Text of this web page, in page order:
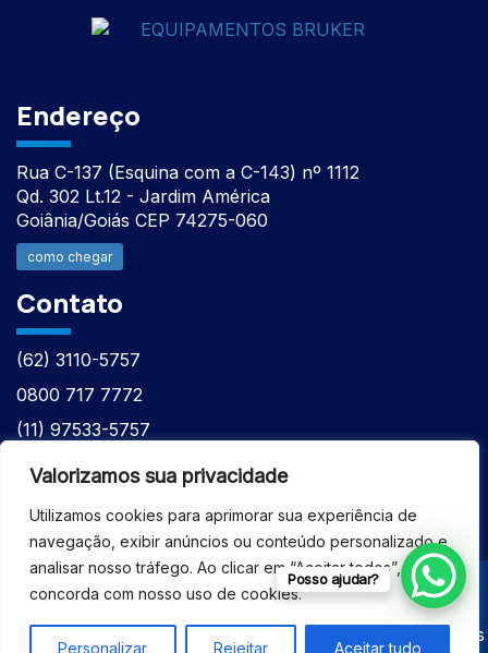
Valorizamos sua privacidade
Utilizamos cookies para aprimorar sua experiência de
navegação, exibir anúncios ou conteúdo personalizado e
analisar nosso tráfego. Ao clicar em “Aceitar todos”, você
concorda com nosso uso de cookies.
Personalizar Rejeitar Aceitar tudo
Endereço
Rua C-137 (Esquina com a C-143) nº 1112
Qd. 302 Lt.12 - Jardim América
Goiânia/Goiás CEP 74275-060
como chegar
Contato
(62) 3110-5757
0800 717 7772
(11) 97533-5757
(62) 98610-7777
© 2026 - ASSISTÊNCIA TÉCNICA ESPECIALIZADA
EQUIPAMENTOS BRUKER - Todos os direitos reservados
Posso ajudar?